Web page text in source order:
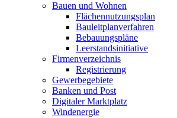
Bauen und Wohnen
Flächennutzungsplan
Bauleitplanverfahren
Bebauungspläne
Leerstandsinitiative
Firmenverzeichnis
Registrierung
Gewerbegebiete
Banken und Post
Digitaler Marktplatz
Windenergie